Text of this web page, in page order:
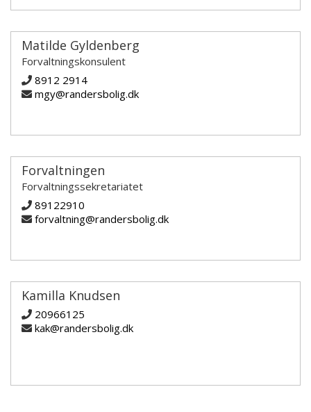
Matilde Gyldenberg
Forvaltningskonsulent
8912 2914
mgy@randersbolig.dk
Forvaltningen
Forvaltningssekretariatet
89122910
forvaltning@randersbolig.dk
Kamilla Knudsen
20966125
kak@randersbolig.dk